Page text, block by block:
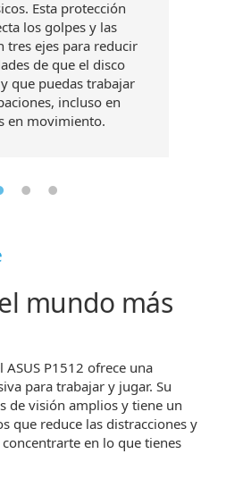
Esta protección
los golpes y las
tres ejes para reducir
de que el disco
que puedas trabajar
incluso en
en movimiento.
mundo más
ASUS P1512 ofrece una
para trabajar y jugar. Su
de visión amplios y tiene un
que reduce las distracciones y
en lo que tienes